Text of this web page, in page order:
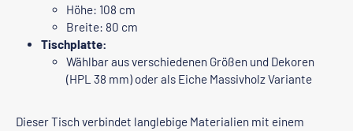
Höhe: 108 cm
Breite: 80 cm
Tischplatte:
Wählbar aus verschiedenen Größen und Dekoren
(HPL 38 mm) oder als Eiche Massivholz Variante
Dieser Tisch verbindet langlebige Materialien mit einem